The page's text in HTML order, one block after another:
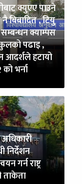
क्युएए पाउने
बिबादित , टियु
क्याम्पस
पढाइ ,
आदर्शले हटायो
भर्ना
निर्देशन
गर्न राष्ट्र